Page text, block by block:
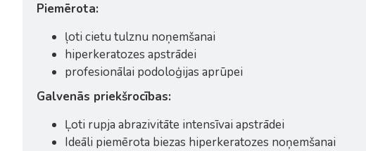
Piemērota:
ļoti cietu tulznu noņemšanai
hiperkeratozes apstrādei
profesionālai podoloģijas aprūpei
Galvenās priekšrocības:
Ļoti rupja abrazivitāte intensīvai apstrādei
Ideāli piemērota biezas hiperkeratozes noņemšanai